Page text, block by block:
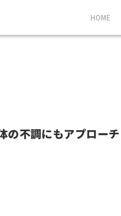
HOME
の不調にもアプロー